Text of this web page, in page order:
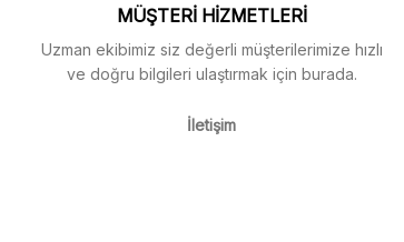
MÜŞTERİ HİZMETLERİ
Uzman ekibimiz siz değerli müşterilerimize hızlı
ve doğru bilgileri ulaştırmak için burada.
İletişim